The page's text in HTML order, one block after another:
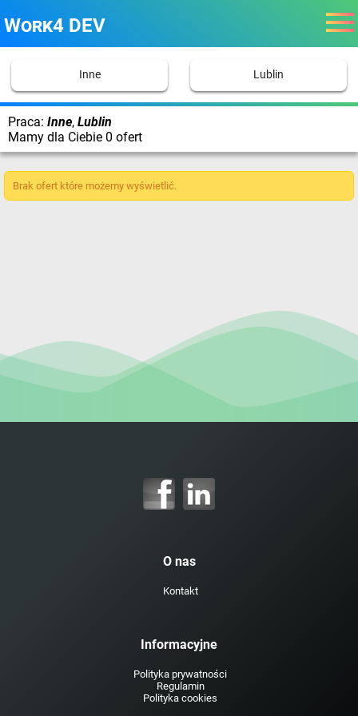
Work4 DEV
Inne Lublin
Praca: Inne, Lublin
Mamy dla Ciebie 0 ofert
Brak ofert które możemy wyświetlić.
O nas
Kontakt
Informacyjne
Polityka prywatności
Regulamin
Polityka cookies